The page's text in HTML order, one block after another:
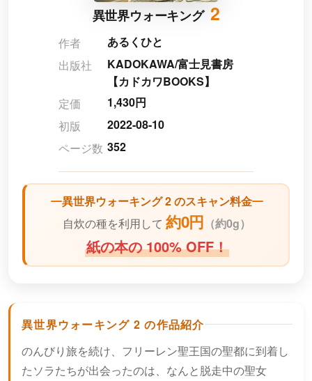
異世界ウォーキング 2
作者
あるくひと
出版社
KADOKAWA/富士見書房
【カドカワBOOKS】
定価
1,430円
初版
2022-08-10
ページ数 352
異世界ウォーキング 2 のスキャン料金
自炊の種を利用して約0円 （約0g）
紙の本の 100% OFF！
異世界ウォーキング 2 の作品紹介
のんびり旅を続け、フリーレン聖王国の聖都に到着し
たソラたちが出会ったのは、なんと脱走中の聖女